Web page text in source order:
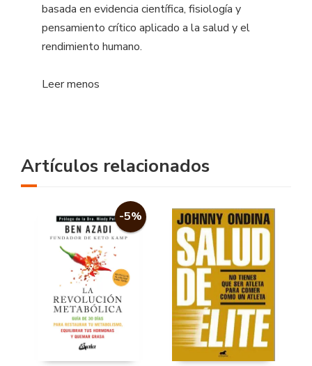
basada en evidencia científica, fisiología y
pensamiento crítico aplicado a la salud y el
rendimiento humano.
Leer menos
Artículos relacionados
-5%